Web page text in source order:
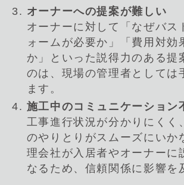
オーナーへの提案が難しい
オーナーに対して「なぜバス
ォームが必要か」「費用対効
か」といった説得力のある提
のは、現場の管理者としては
ます。
施工中のコミュニケーション
工事進行状況が分かりにくく
のやりとりがスムーズにいか
理会社が入居者やオーナーに
なるため、信頼関係に影響を